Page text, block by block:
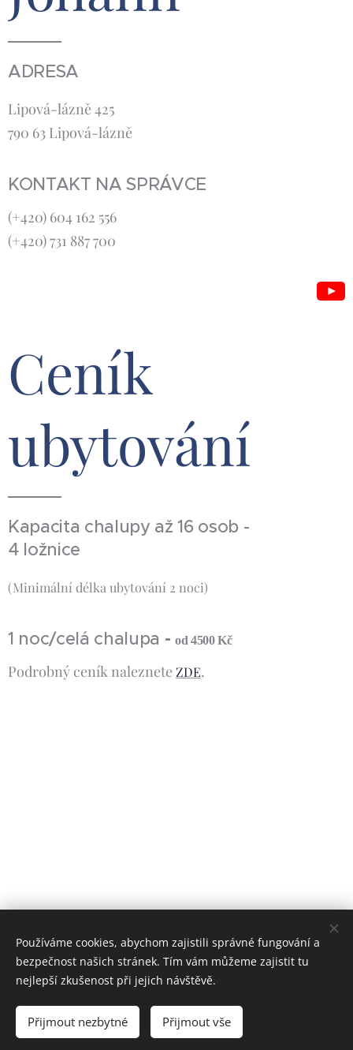
ADRESA
Lipová-lázně 425
790 63 Lipová-lázně
KONTAKT NA SPRÁVCE
(+420) 604 162 556
(+420) 731 887 700
Ceník
ubytování
Kapacita chalupy až 16 osob -
4 ložnice
(Minimální délka ubytování 2 noci)
1 noc/celá chalupa -od 4500 Kč
Podrobný ceník nalezneteZDE.
Používáme cookies, abychom zajistili správné fungování a
bezpečnost našich stránek. Tím vám můžeme zajistit tu
nejlepší zkušenost při jejich návštěvě.
Přijmout nezbytné Přijmout vše